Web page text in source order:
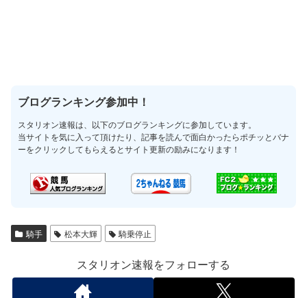
ブログランキング参加中！
スタリオン速報は、以下のブログランキングに参加しています。
当サイトを気に入って頂けたり、記事を読んで面白かったらポチッとバナ
ーをクリックしてもらえるとサイト更新の励みになります！
騎手 松本大輝 騎乗停止
スタリオン速報をフォローする